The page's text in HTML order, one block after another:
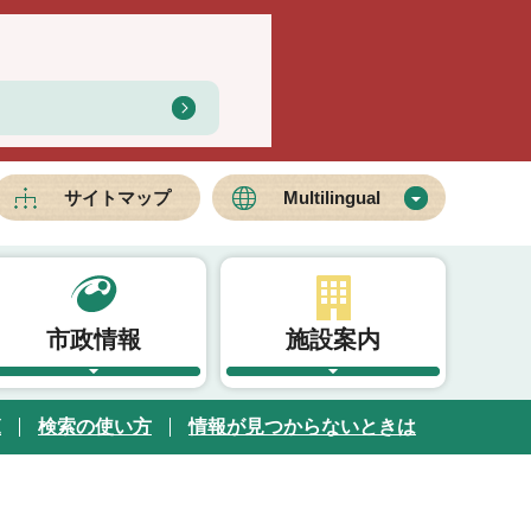
サイトマップ Multilingual
市政情報 施設案内
検索の使い方 情報が見つからないときは